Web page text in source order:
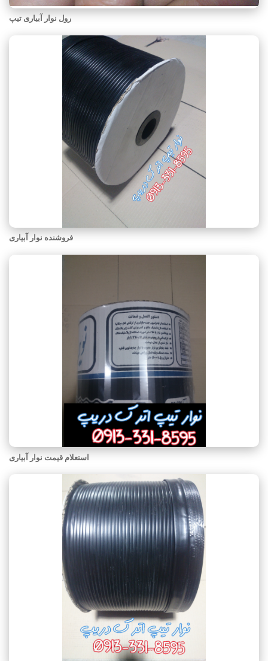
رول نوار آبیاری تیپ
فروشنده نوار آبیاری
استعلام قیمت نوار آبیاری